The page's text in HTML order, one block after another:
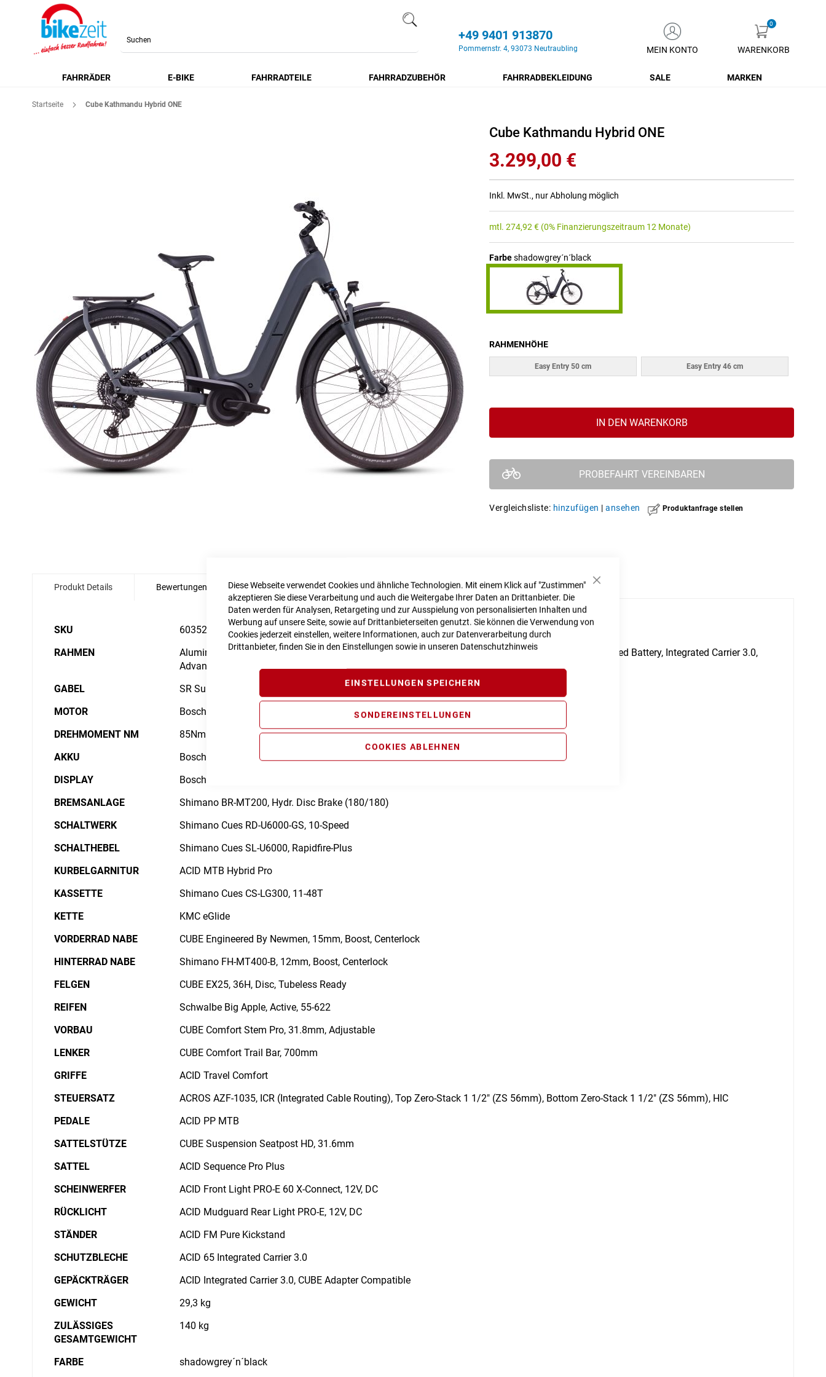
Schließen
Diese Webseite verwendet Cookies und ähnliche Technologien. Mit einem Klick auf "Zustimmen"
akzeptieren Sie diese Verarbeitung und auch die Weitergabe Ihrer Daten an Drittanbieter. Die
Daten werden für Analysen, Retargeting und zur Ausspielung von personalisierten Inhalten und
Werbung auf unsere Seite, sowie auf Drittanbieterseiten genutzt. Sie können die Verwendung von
Cookies jederzeit einstellen, weitere Informationen, auch zur Datenverarbeitung durch
Drittanbieter, finden Sie in den Einstellungen sowie in unseren Datenschutzhinweis
EINSTELLUNGEN SPEICHERN
SONDEREINSTELLUNGEN
COOKIES ABLEHNEN
Inhalt
MEIN KONTO
+49 9401 913870
Pommernstr. 4, 93073 Neutraubling WARENKORB
FAHRRÄDER E-BIKE FAHRRADTEILE FAHRRADZUBEHÖR FAHRRADBEKLEIDUNG SALE MARKEN
Startseite Cube Kathmandu Hybrid ONE
Cube Kathmandu Hybrid ONE
3.299,00 €
Inkl. MwSt., nur Abholung möglich
mtl. 274,92 € (0% Finanzierungszeitraum 12 Monate)
Farbeshadowgrey´n´black
RAHMENHÖHE
Easy Entry 50 cm Easy Entry 46 cm
IN DEN WARENKORB
PROBEFAHRT VEREINBAREN
Vergleichsliste: hinzufügen | ansehen Produktanfrage stellen
Produkt Details
Details
SKU
6035212
RAHMEN
Aluminium Superlite, Gravity Casting Technology, Efficient Comfort Geometry, Boost148, Fully Integrated Battery, Integrated Carrier 3.0,
Advanced Internal Cable Routing, 1.5 Headtube
GABEL
SR Suntour NX1-32 LO Air, Tapered, 15x110mm, 100mm
MOTOR
Bosch Drive Unit Performance Line CX, Smart System
DREHMOMENT NM
85Nm
AKKU
Bosch PowerTube
DISPLAY
Bosch Purion 200 with Integrated Display
BREMSANLAGE
Shimano BR-MT200, Hydr. Disc Brake (180/180)
SCHALTWERK
Shimano Cues RD-U6000-GS, 10-Speed
SCHALTHEBEL
Shimano Cues SL-U6000, Rapidfire-Plus
KURBELGARNITUR
ACID MTB Hybrid Pro
KASSETTE
Shimano Cues CS-LG300, 11-48T
KETTE
KMC eGlide
VORDERRAD NABE
CUBE Engineered By Newmen, 15mm, Boost, Centerlock
HINTERRAD NABE
Shimano FH-MT400-B, 12mm, Boost, Centerlock
FELGEN
CUBE EX25, 36H, Disc, Tubeless Ready
REIFEN
Schwalbe Big Apple, Active, 55-622
VORBAU
CUBE Comfort Stem Pro, 31.8mm, Adjustable
LENKER
CUBE Comfort Trail Bar, 700mm
GRIFFE
ACID Travel Comfort
STEUERSATZ
ACROS AZF-1035, ICR (Integrated Cable Routing), Top Zero-Stack 1 1/2" (ZS 56mm), Bottom Zero-Stack 1 1/2" (ZS 56mm), HIC
PEDALE
ACID PP MTB
SATTELSTÜTZE
CUBE Suspension Seatpost HD, 31.6mm
SATTEL
ACID Sequence Pro Plus
SCHEINWERFER
ACID Front Light PRO-E 60 X-Connect, 12V, DC
RÜCKLICHT
ACID Mudguard Rear Light PRO-E, 12V, DC
STÄNDER
ACID FM Pure Kickstand
SCHUTZBLECHE
ACID 65 Integrated Carrier 3.0
GEPÄCKTRÄGER
ACID Integrated Carrier 3.0, CUBE Adapter Compatible
GEWICHT
29,3 kg
ZULÄSSIGES
GESAMTGEWICHT
140 kg
FARBE
shadowgrey´n´black
Bewertungen Angaben zur Produktsicherheit